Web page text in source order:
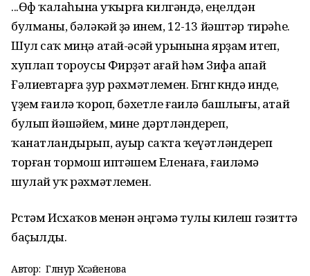
...Өфө ҡалаһына уҡырға килгәндә, еңелдән
булманы, бәләкәй ҙә инем, 12-13 йәштәр тирәһе.
Шул саҡ миңә атай-әсәй урынына ярҙам итеп,
хуплап тороусы Фирҙәт ағай һәм Зифа апай
Ғәлиевтарға ҙур рәхмәтлемен. Бөгөнгө көндә инде,
үҙем ғаилә ҡороп, бәхетле ғаилә башлығы, атай
булып йәшәйем, мине дәртләндереп,
ҡанатландырып, ауыр саҡта ҡеүәтләндереп
торған тормош иптәшем Еленаға, ғаиләмә
шулай уҡ рәхмәтлемен.
Рөстәм Исхаҡов менән әңгәмә тулы килеш гәзиттә
баҫылды.
Автор: Гөлнур Хөсәйенова